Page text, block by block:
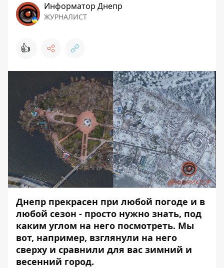
Информатор Днепр
ЖУРНАЛИСТ
👍
Днепр прекрасен при любой погоде и в
любой сезон - просто нужно знать, под
каким углом на него посмотреть. Мы
вот, например, взглянули на него
сверху и сравнили для вас зимний и
весенний город.